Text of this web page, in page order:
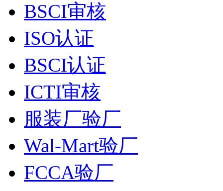
BSCI审核
ISO认证
BSCI认证
ICTI审核
服装厂验厂
Wal-Mart验厂
FCCA验厂